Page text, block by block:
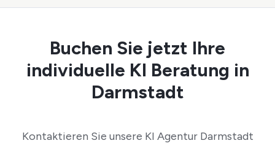
Buchen Sie jetzt Ihre
individuelle KI Beratung in
Darmstadt
Kontaktieren Sie unsere KI Agentur Darmstadt